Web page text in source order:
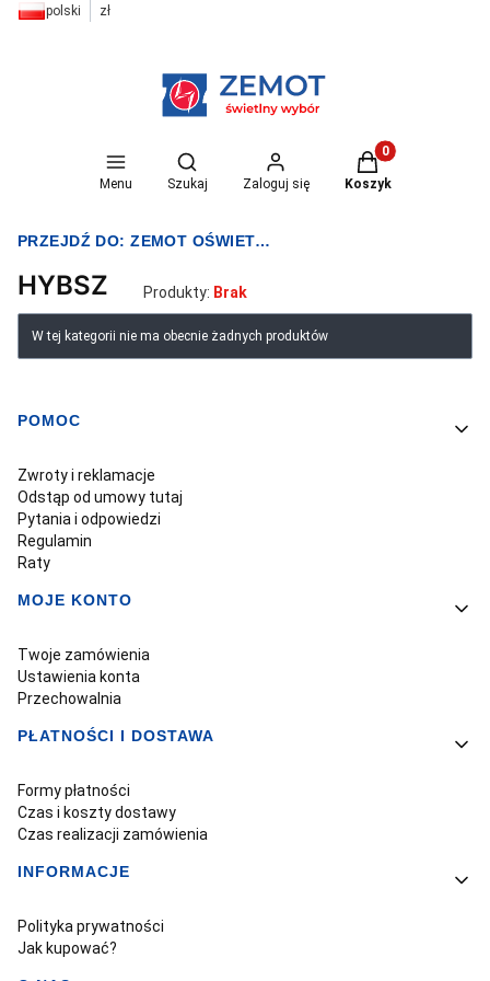
polski zł
Menu
Otwórz wyszukiwarkę
Szukaj Zaloguj się
Produkty w
Koszyk
PRZEJDŹ DO:ZEMOT OŚWIETLENIE I ELEKTRYKA
HYBSZ Produkty: Brak
Lista produktów
W tej kategorii nie ma obecnie żadnych produktów
Linki w stopce
POMOC
Zwroty i reklamacje
Odstąp od umowy tutaj
Pytania i odpowiedzi
Regulamin
Raty
MOJE KONTO
Twoje zamówienia
Ustawienia konta
Przechowalnia
PŁATNOŚCI I DOSTAWA
Formy płatności
Czas i koszty dostawy
Czas realizacji zamówienia
INFORMACJE
Polityka prywatności
Jak kupować?